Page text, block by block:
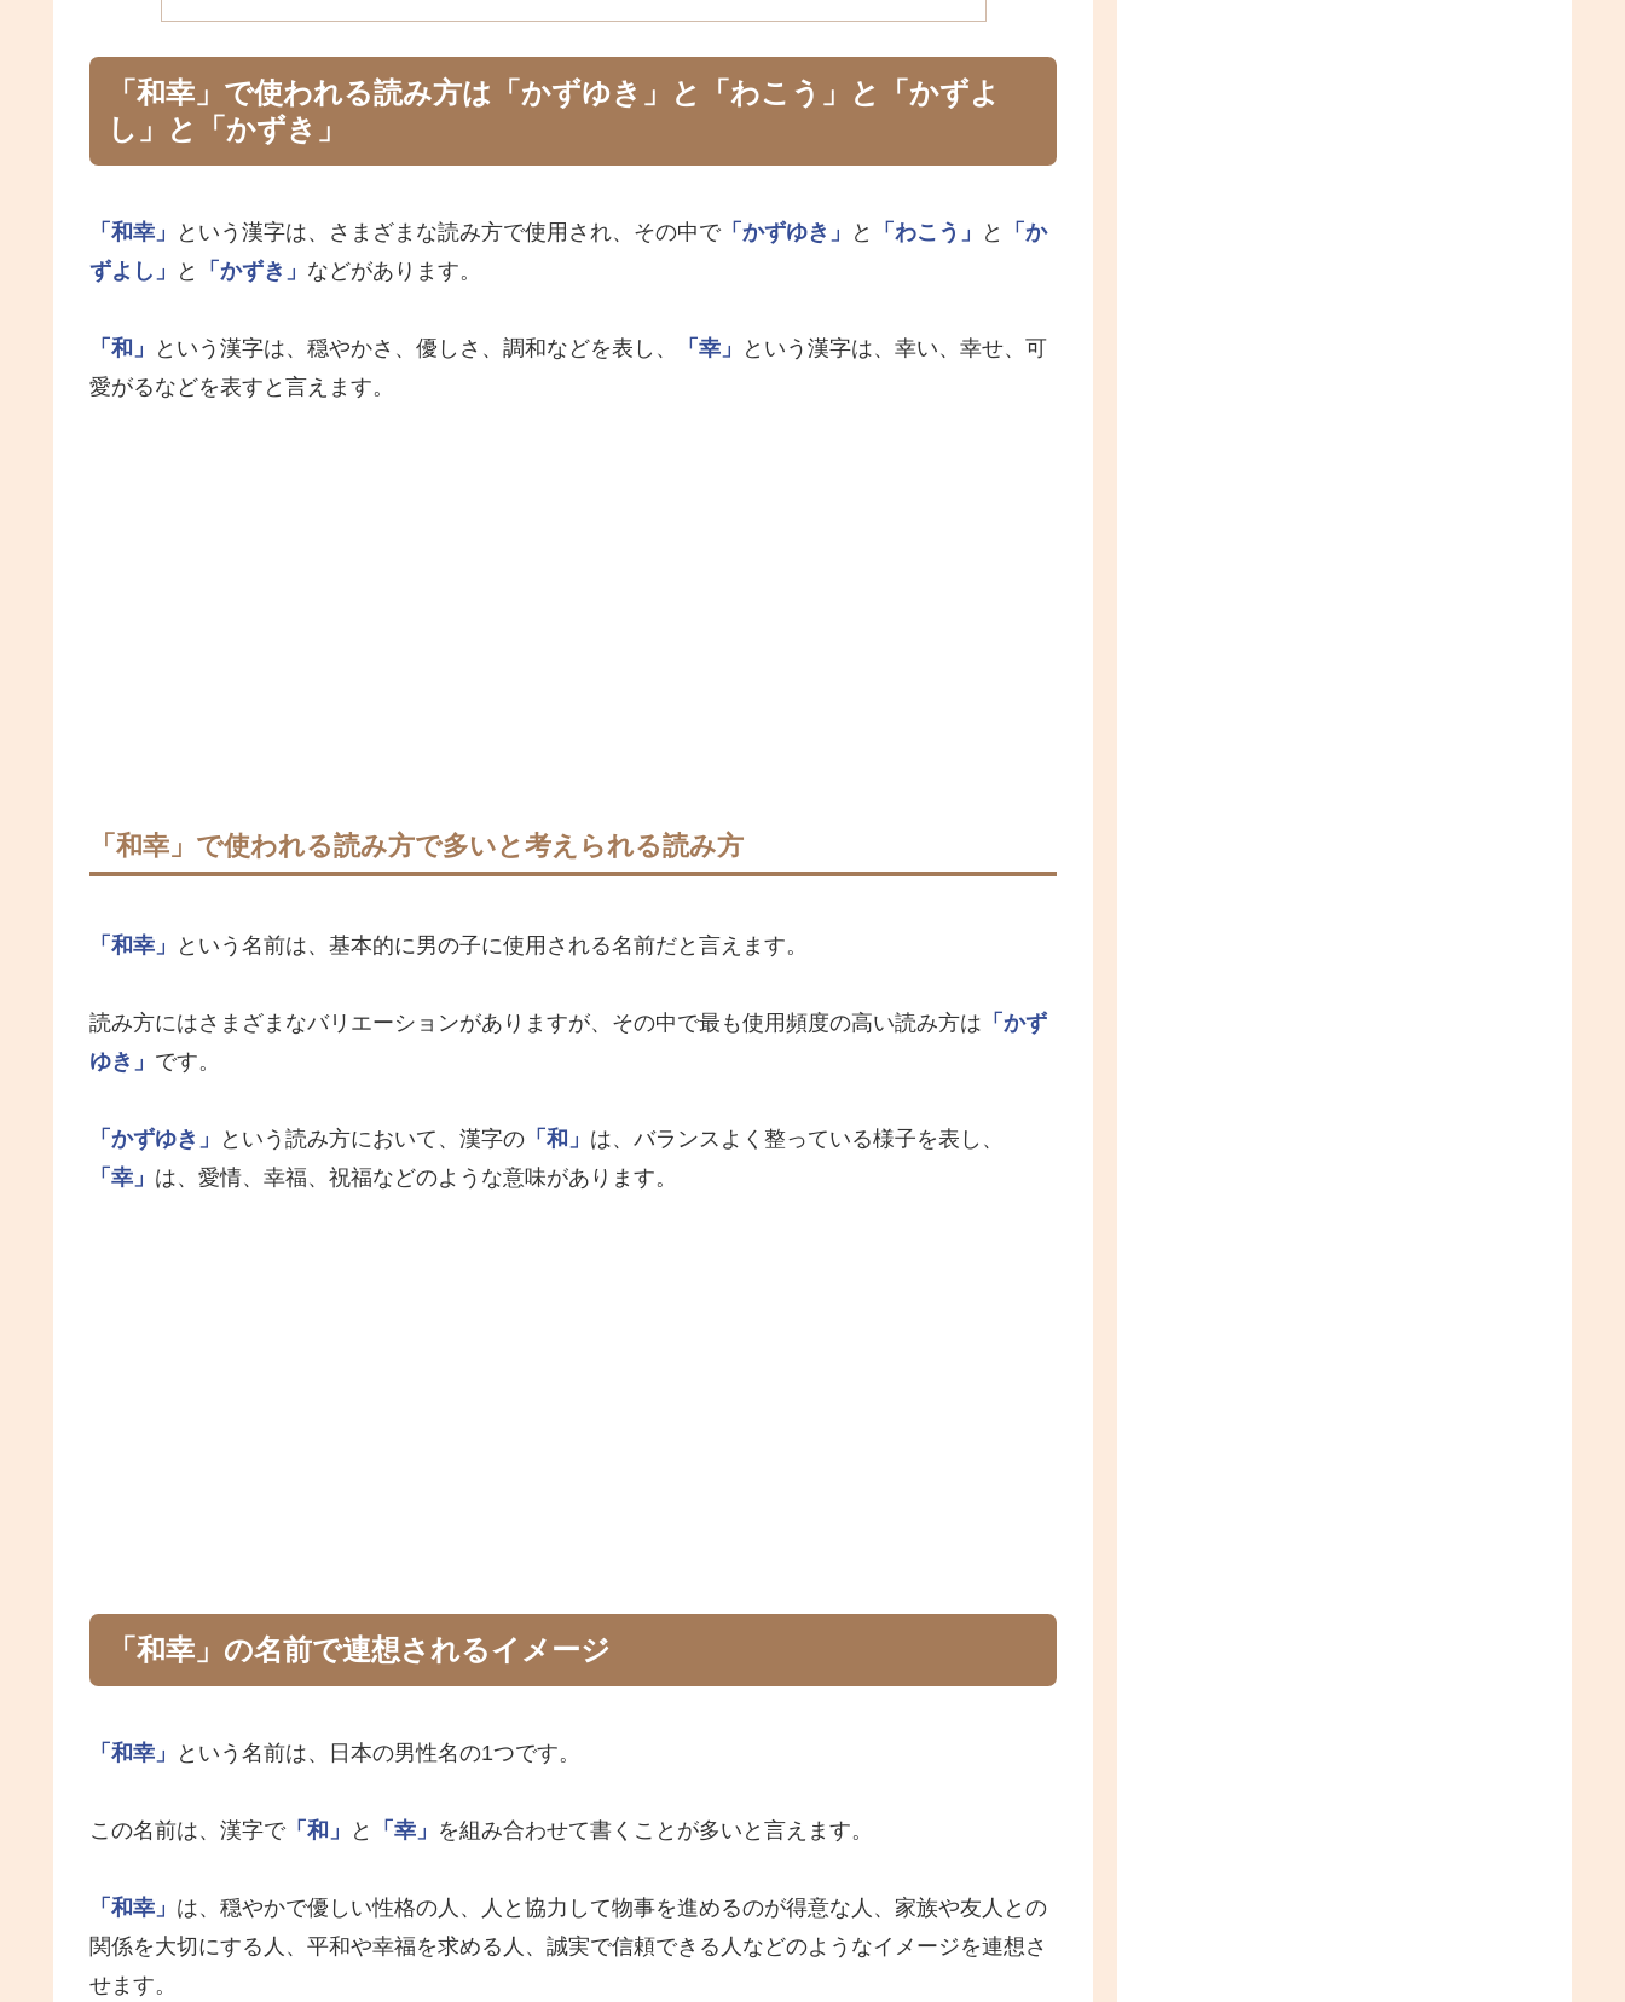
「和幸」で使われる読み方は「かずゆき」と「わこう」と「かずよ
し」と「かずき」
「和幸」 という漢字は、さまざまな読み方で使用され、その中で「かずゆき」 と 「わこう」 と
「か
ずよし」
と 「かずき」 などがあります。
「和」 という漢字は、穏やかさ、優しさ、調和などを表し、 「幸」
という漢字は、幸い、幸せ、可
愛がるなどを表すと言えます。
「和幸」で使われる読み方で多いと考えられる読み方
「和幸」 という名前は、基本的に男の子に使用される名前だと言えます。
読み方にはさまざまなバリエーションがありますが、その中で最も使用頻度の高い読み方は 「かず
ゆき」 です。
「かずゆき」 という読み方において、漢字の 「和」 は、バランスよく整っている様子を表し、
「幸」 は、愛情、幸福、祝福などのような意味があります。
「和幸」の名前で連想されるイメージ
「和幸」 という名前は、日本の男性名の1つです。
この名前は、漢字で「和」 と 「幸」 を組み合わせて書くことが多いと言えます。
「和幸」 は、穏やかで優しい性格の人、人と協力して物事を進めるのが得意な人、家族や友人との
関係を大切にする人、平和や幸福を求める人、誠実で信頼できる人などのようなイメージを連想さ
せます。